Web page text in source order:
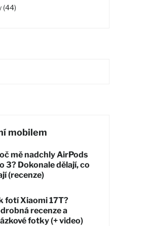
(44)
mobilem
mě nadchly AirPods
3? Dokonale dělají, co
(recenze)
fotí Xiaomi 17T?
recenze a
fotky (+ video)